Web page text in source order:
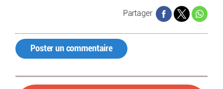
Partager
Poster un commentaire